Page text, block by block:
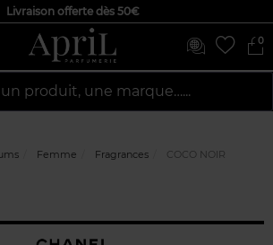
Livraison offerte dès 50€
0
produit, une marque…...
Femme Fragrances COCO NOIR